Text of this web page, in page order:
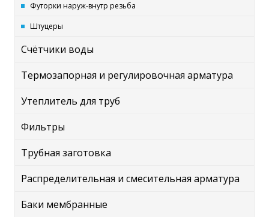
Футорки наруж-внутр резьба
Штуцеры
Счётчики воды
Термозапорная и регулировочная арматура
Утеплитель для труб
Фильтры
Трубная заготовка
Распределительная и смесительная арматура
Баки мембранные